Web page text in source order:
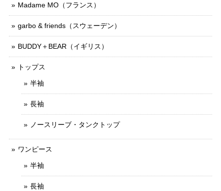
Madame MO（フランス）
garbo & friends（スウェーデン）
BUDDY＋BEAR（イギリス）
トップス
半袖
長袖
ノースリーブ・タンクトップ
ワンピース
半袖
長袖